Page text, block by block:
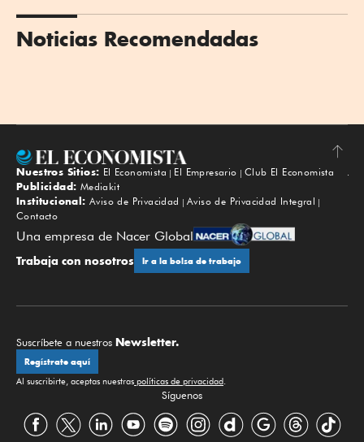
Noticias Recomendadas
Subir
Nuestros Sitios: El Economista El Empresario
Club El Economista
Publicidad: Mediakit
Institucional: Aviso de Privacidad
Aviso de Privacidad Integral
Contacto
Una empresa de Nacer Global
Trabaja con nosotros Ir a la bolsa de trabajo
Suscríbete a nuestros Newsletter.
Regístrate aquí
Al suscribirte, aceptas nuestras políticas de privacidad.
Síguenos